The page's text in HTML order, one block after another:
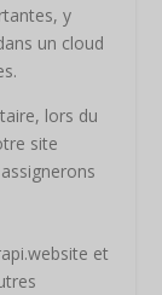
y
un cloud
lors du
site
et